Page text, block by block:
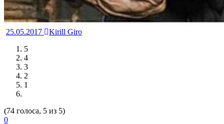
25.05.2017
Kirill Giro
5
4
3
2
1
(74 голоса, 5 из 5)
0